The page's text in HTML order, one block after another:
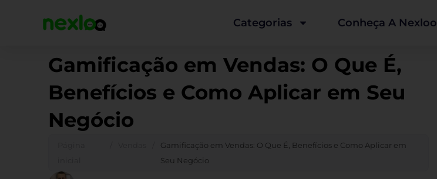
Categorias Conheça A Nexloo
Gamificação em Vendas: O Que É,
Benefícios e Como Aplicar em Seu
Negócio
Gamificação em Vendas: O Que É, Benefícios e Como Aplicar em
Seu Negócio